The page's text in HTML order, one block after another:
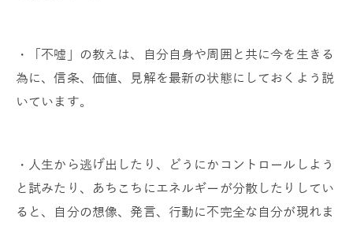
・「不嘘」の教えは、自分自身や周囲と共に今を生きる
為に、信条、価値、見解を最新の状態にしておくよう説
いています。
・人生から逃げ出したり、どうにかコントロールしよう
と試みたり、あちこちにエネルギーが分散したりしてい
ると、自分の想像、発言、行動に不完全な自分が現れま